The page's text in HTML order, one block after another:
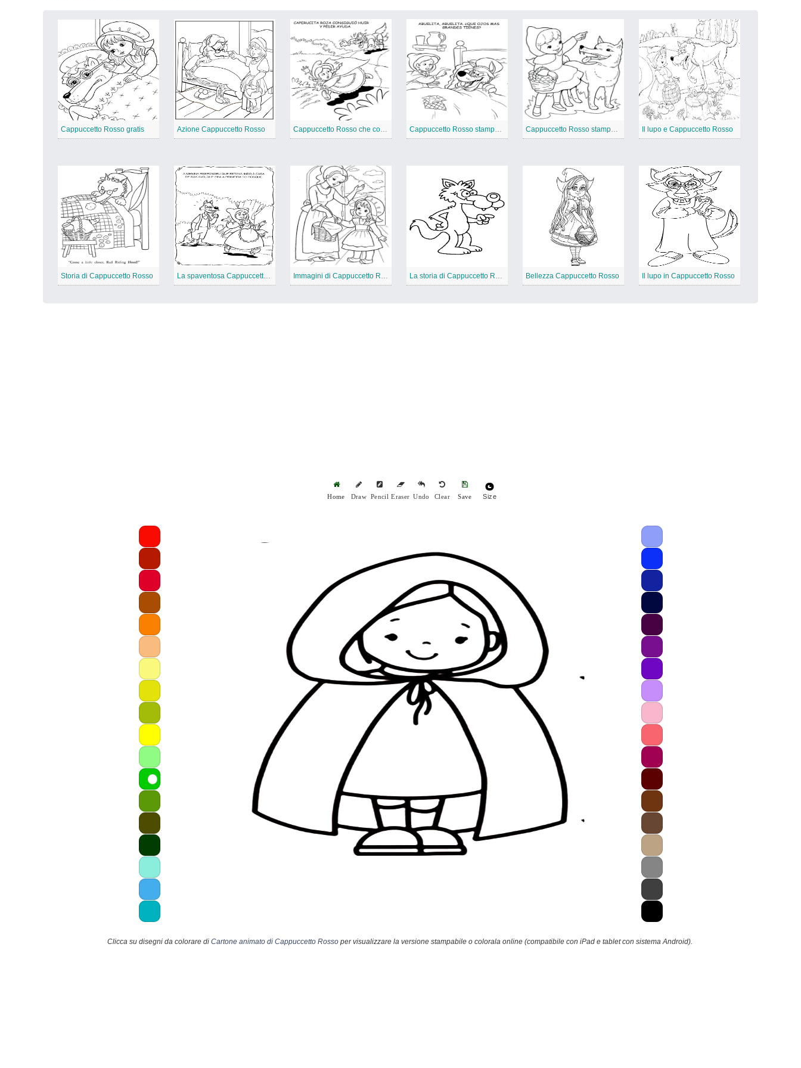
Cappuccetto Rosso gratis Azione Cappuccetto Rosso Cappuccetto Rosso che corre Cappuccetto Rosso stampabile Cappuccetto Rosso stampabile gratis Il lupo e Cappuccetto Rosso
Storia di Cappuccetto Rosso La spaventosa Cappuccetto Rosso Immagini di Cappuccetto Rosso gratis La storia di Cappuccetto Rosso Bellezza Cappuccetto Rosso Il lupo in Cappuccetto Rosso
Home Draw Pencil Eraser Undo Clear Save Size
Clicca su disegni da colorare di Cartone animato di Cappuccetto Rossoper visualizzare la versione stampabile o colorala online (compatibile con iPad e tablet con sistema Android).